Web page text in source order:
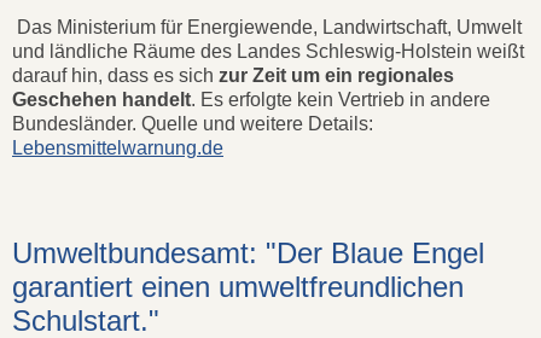
Das Ministerium für Energiewende, Landwirtschaft, Umwelt
und ländliche Räume des Landes Schleswig-Holstein weißt
darauf hin, dass es sich zur Zeit um ein regionales
Geschehen handelt. Es erfolgte kein Vertrieb in andere
Bundesländer. Quelle und weitere Details:
Lebensmittelwarnung.de
Umweltbundesamt: "Der Blaue Engel
garantiert einen umweltfreundlichen
Schulstart."